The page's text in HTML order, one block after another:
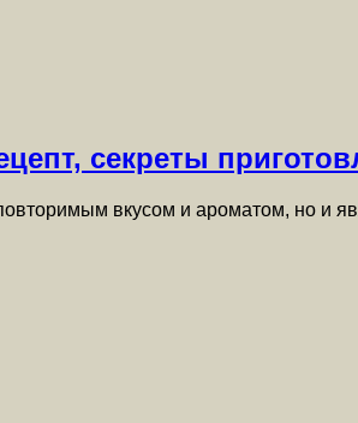
секреты
вкусом и ароматом, но и